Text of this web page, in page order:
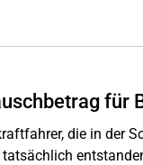
für
die in der